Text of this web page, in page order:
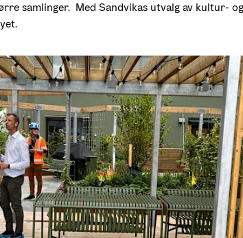
samlinger.  Med Sandvikas utvalg av kultur-